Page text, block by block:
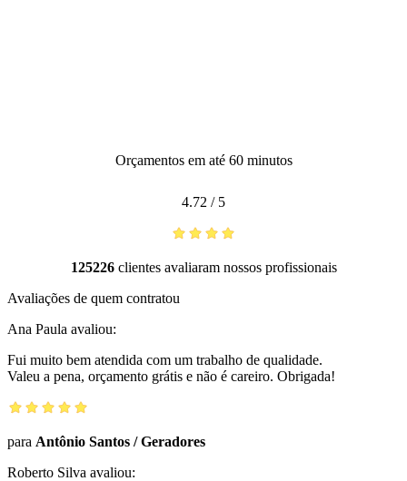
Orçamentos em até 60 minutos
4.72 / 5
125226clientes avaliaram nossos profissionais
Avaliações de quem contratou
Ana Paula avaliou:
Fui muito bem atendida com um trabalho de qualidade.
Valeu a pena, orçamento grátis e não é careiro. Obrigada!
para Antônio Santos /Geradores
Roberto Silva avaliou: